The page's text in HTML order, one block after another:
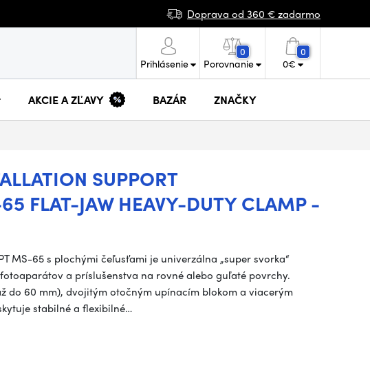
Doprava od 360 € zadarmo
Prihlásenie
0
Porovnanie
0
0€
AKCIE A ZĽAVY BAZÁR ZNAČKY
SUPPORT
FLAT-JAW HEAVY-DUTY CLAMP -
MS-65 s plochými čeľusťami je univerzálna „super svorka“
a príslušenstva na rovné alebo guľaté povrchy.
do 60 mm), dvojitým otočným upínacím blokom a viacerým
stabilné a flexibilné…